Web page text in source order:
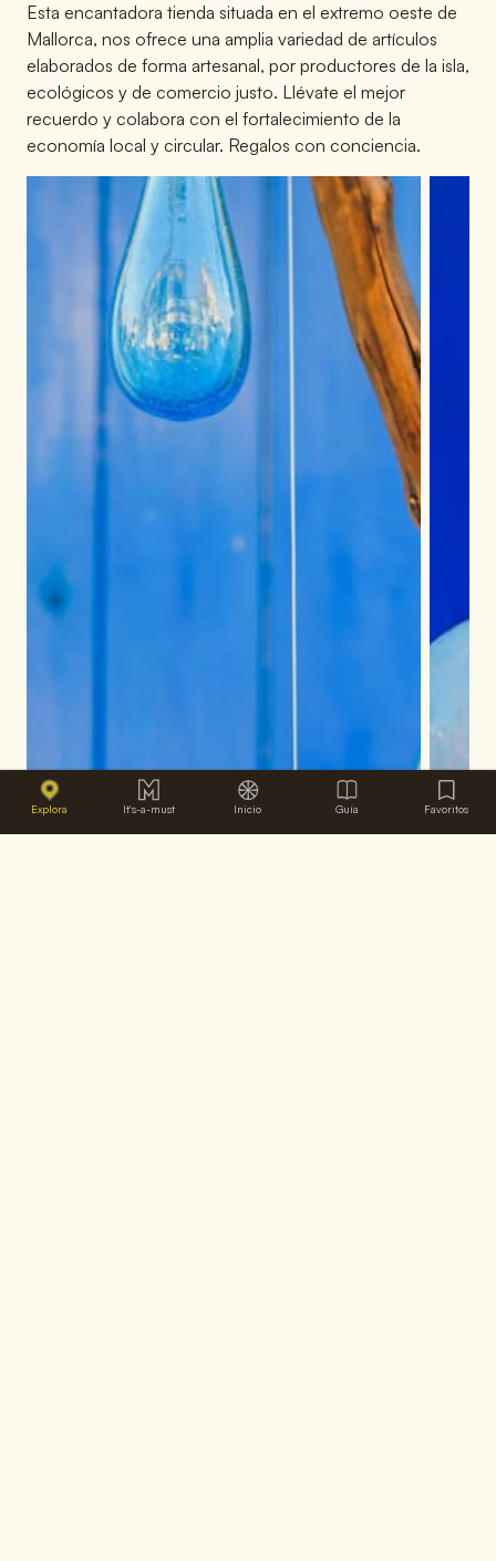
Esta encantadora tienda situada en el extremo oeste de
Mallorca, nos ofrece una amplia variedad de artículos
elaborados de forma artesanal, por productores de la isla,
ecológicos y de comercio justo. Llévate el mejor
recuerdo y colabora con el fortalecimiento de la
economía local y circular. Regalos con conciencia.
Explora It's-a-must Inicio Guía Favoritos